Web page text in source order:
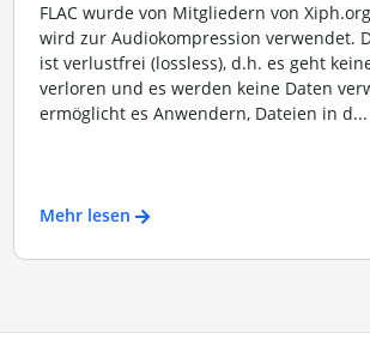
FLAC wurde von Mitgliedern von
wird zur Audiokompression verwendet.
ist verlustfrei (lossless), d.h. es geht
verloren und es werden keine Daten
ermöglicht es Anwendern, Dateien in d...
Mehr lesen